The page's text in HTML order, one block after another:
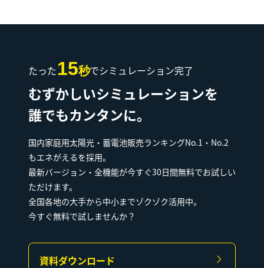
たった15秒でシミュレーション完了
むずかしいシミュレーションを
誰でもカンタンに。
国内家庭用太陽光・蓄電池販売ランキングNo.1・No.2
もエネがえるを採用。
最新バージョン・全機能が今すぐ30日間無料でお試しい
ただけます。
全国各地の大手から中小までゾクゾク活用中。
今すぐ無料で試しませんか？
資料ダウンロード